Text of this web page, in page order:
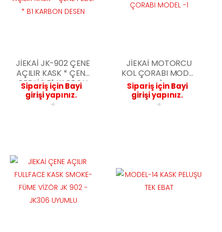
JİEKAİ JK-902 ÇENE
AÇILIR KASK * ÇENE
PEDLİ * B1 KARBON
DESEN
Sipariş içinBayi
girişiyapınız.
<
JİEKAİ MOTORCU
KOL ÇORABI MODEL
-1
Sipariş içinBayi
girişiyapınız.
<